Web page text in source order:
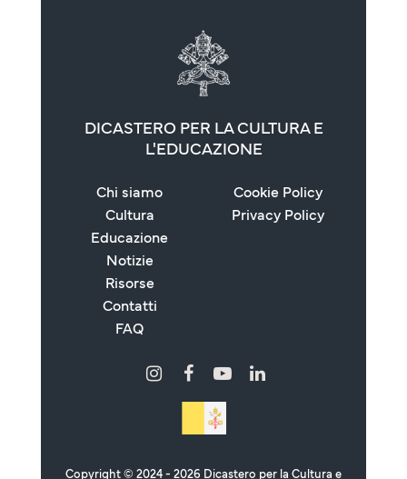
DICASTERO PER LA CULTURA E
L'EDUCAZIONE
Chi siamo
Cultura
Educazione
Notizie
Risorse
Contatti
FAQ
Cookie Policy
Privacy Policy
Copyright © 2024 - 2026 Dicastero per la Cultura e